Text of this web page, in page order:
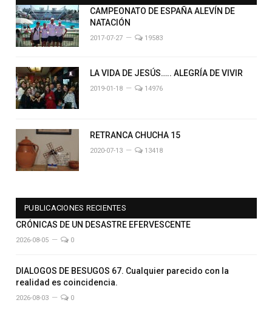
CAMPEONATO DE ESPAÑA ALEVÍN DE
NATACIÓN
2017-07-27 19583
LA VIDA DE JESÚS….. ALEGRÍA DE VIVIR
2019-01-18 14976
RETRANCA CHUCHA 15
2020-07-13 13418
PUBLICACIONES RECIENTES
CRÓNICAS DE UN DESASTRE EFERVESCENTE
2026-08-05 0
DIALOGOS DE BESUGOS 67. Cualquier parecido con la
realidad es coincidencia.
2026-08-03 0